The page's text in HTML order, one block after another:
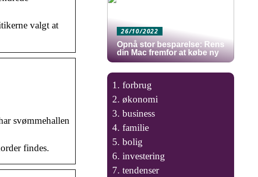
valgt at
svømmehallen
findes.
26/10/2022
Opnå stor besparelse: Rens
din Mac fremfor at købe ny
forbrug
økonomi
business
familie
bolig
investering
tendenser